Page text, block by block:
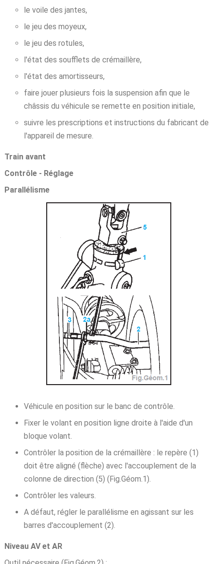
le voile des jantes,
le jeu des moyeux,
le jeu des rotules,
l'état des soufflets de crémaillère,
l'état des amortisseurs,
faire jouer plusieurs fois la suspension afin que le
châssis du véhicule se remette en position initiale,
suivre les prescriptions et instructions du fabricant de
l'appareil de mesure.
Train avant
Contrôle - Réglage
Parallélisme
Véhicule en position sur le banc de contrôle.
Fixer le volant en position ligne droite à l'aide d'un
bloque volant.
Contrôler la position de la crémaillère : le repère (1)
doit être aligné (flèche) avec l'accouplement de la
colonne de direction (5) (Fig.Géom.1).
Contrôler les valeurs.
A défaut, régler le parallélisme en agissant sur les
barres d'accouplement (2).
Niveau AV et AR